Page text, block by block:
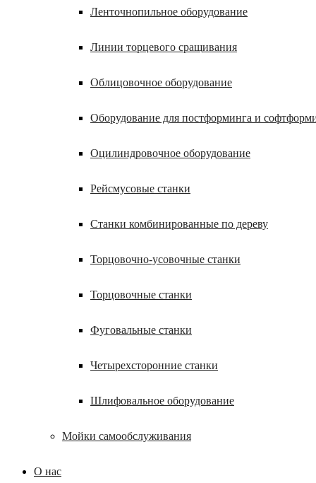
Ленточнопильное оборудование
Линии торцевого сращивания
Облицовочное оборудование
Оборудование для постформинга и
Оцилиндровочное оборудование
Рейсмусовые станки
Станки комбинированные по дереву
Торцовочно-усовочные станки
Торцовочные станки
Фуговальные станки
Четырехсторонние станки
Шлифовальное оборудование
Мойки самообслуживания
О нас